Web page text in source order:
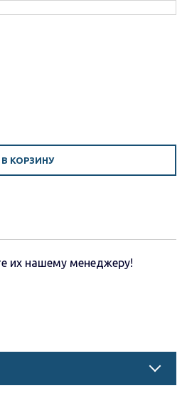
В КОРЗИНУ
их нашему менеджеру!